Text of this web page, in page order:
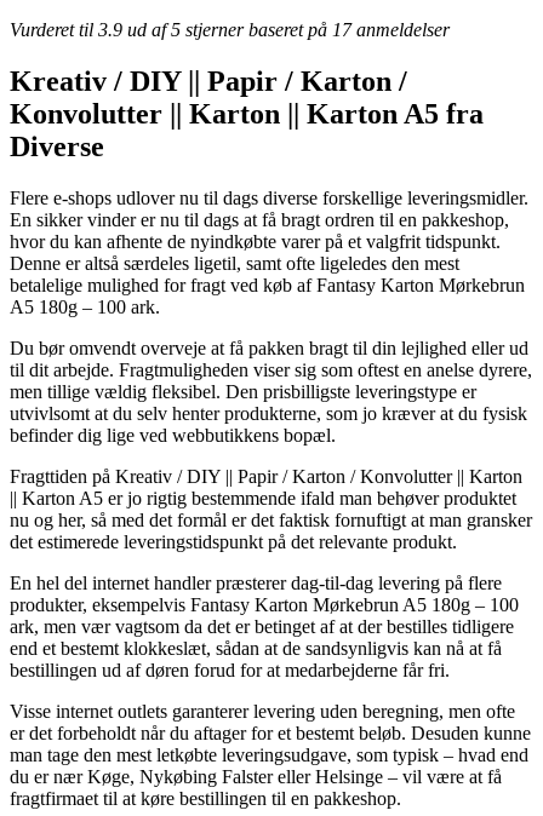
Vurderet til 3.9 ud af 5 stjerner baseret på 17anmeldelser
Kreativ / DIY || Papir / Karton /
Konvolutter || Karton || Karton A5 fra
Diverse
Flere e-shops udlover nu til dags diverse forskellige leveringsmidler.
En sikker vinder er nu til dags at få bragt ordren til en pakkeshop,
hvor du kan afhente de nyindkøbte varer på et valgfrit tidspunkt.
Denne er altså særdeles ligetil, samt ofte ligeledes den mest
betalelige mulighed for fragt ved køb af Fantasy Karton Mørkebrun
A5 180g – 100 ark.
Du bør omvendt overveje at få pakken bragt til din lejlighed eller ud
til dit arbejde. Fragtmuligheden viser sig som oftest en anelse dyrere,
men tillige vældig fleksibel. Den prisbilligste leveringstype er
utvivlsomt at du selv henter produkterne, som jo kræver at du fysisk
befinder dig lige ved webbutikkens bopæl.
Fragttiden på Kreativ / DIY || Papir / Karton / Konvolutter || Karton
|| Karton A5 er jo rigtig bestemmende ifald man behøver produktet
nu og her, så med det formål er det faktisk fornuftigt at man gransker
det estimerede leveringstidspunkt på det relevante produkt.
En hel del internet handler præsterer dag-til-dag levering på flere
produkter, eksempelvis Fantasy Karton Mørkebrun A5 180g – 100
ark, men vær vagtsom da det er betinget af at der bestilles tidligere
end et bestemt klokkeslæt, sådan at de sandsynligvis kan nå at få
bestillingen ud af døren forud for at medarbejderne får fri.
Visse internet outlets garanterer levering uden beregning, men ofte
er det forbeholdt når du aftager for et bestemt beløb. Desuden kunne
man tage den mest letkøbte leveringsudgave, som typisk – hvad end
du er nær Køge, Nykøbing Falster eller Helsinge – vil være at få
fragtfirmaet til at køre bestillingen til en pakkeshop.